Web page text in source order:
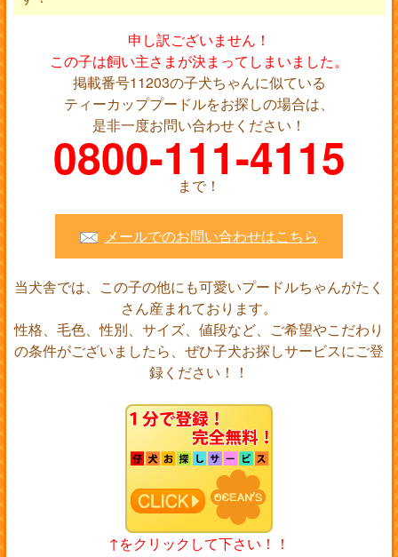
申し訳ございません！
この子は飼い主さまが決まってしまいました。
掲載番号11203の子犬ちゃんに似ている
ティーカッププードルをお探しの場合は、
是非一度お問い合わせください！
0800-111-4115
まで！
メールでのお問い合わせはこちら
当犬舎では、この子の他にも可愛いプードルちゃんがたく
さん産まれております。
性格、毛色、性別、サイズ、値段など、ご希望やこだわり
の条件がございましたら、ぜひ子犬お探しサービスにご登
録ください！！
↑をクリックして下さい！！